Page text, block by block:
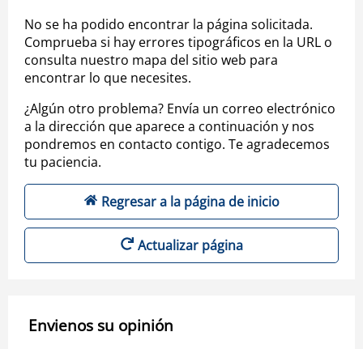
No se ha podido encontrar la página solicitada.
Comprueba si hay errores tipográficos en la URL o
consulta nuestro mapa del sitio web para
encontrar lo que necesites.
¿Algún otro problema? Envía un correo electrónico
a la dirección que aparece a continuación y nos
pondremos en contacto contigo. Te agradecemos
tu paciencia.
Regresar a la página de inicio
Actualizar página
Envienos su opinión